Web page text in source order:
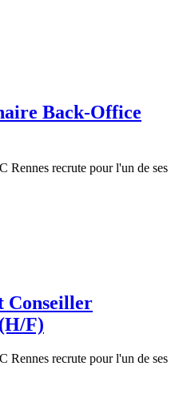
Back-Office
Rennes recrute pour l'un de ses
Conseiller
F)
Rennes recrute pour l'un de ses